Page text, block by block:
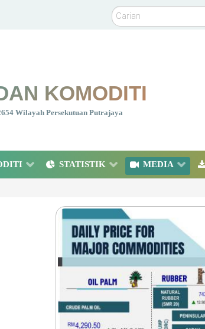
Carian
KOMODITI
Wilayah Persekutuan Putrajaya
STATISTIK MEDIA